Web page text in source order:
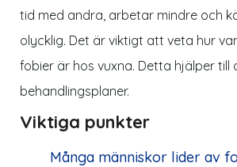
tid med andra, arbetar mindre och
olycklig. Det är viktigt att veta hur
fobier är hos vuxna. Detta hjälper
behandlingsplaner.
Viktiga punkter
Många människor lider av